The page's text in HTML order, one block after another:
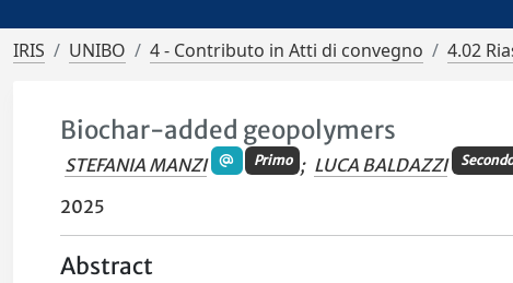
IRIS UNIBO 4 - Contributo in Atti di convegno 4.02
Biochar-added geopolymers
STEFANIA MANZI Primo ; LUCA BALDAZZI
2025
Abstract